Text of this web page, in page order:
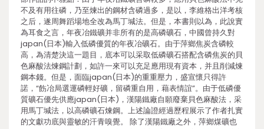
不及有用往磷，乃至煉出的鋼材含磷過多，是以，李維格出洋考核
之后，遂周舞蹈場地全改為馬丁堿法。但是，本書則以為，此說實
為耳食之言，年夜冶鐵礦并非所有的是高磷礦石，中國曾持久對
japan(日本)輸入低磷優質的年夜冶礦石。由于萍鄉焦炭含磷較
高，為清楚決這一題目，底本可以采取低磷礦石搭配含磷焦炭的貝
色麻酸法煉鋼計劃，如許一來可以充足應用現有資本，并且削減煉
鋼本錢。但是，面臨japan(日本)的重重壓力，盛宣懷只得許
諾，“飭冶局選運磷輕好礦，留磷重自用，藉表情誼”。由于低磷優
質礦石優先供應japan(日本)，漢陽鐵廠自願廢棄貝色麻酸法，采
用馬丁堿法，以高磷礦石煉鋼。上述論證經過歷程展示了作者扎實
的文獻功底與靈敏的汗青嗅覺。 除了漢陽鐵廠之外，萍鄉煤礦也